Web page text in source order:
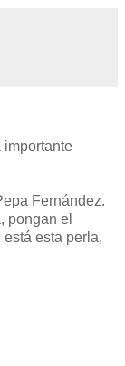
importante
Fernández.
pongan el
esta perla,